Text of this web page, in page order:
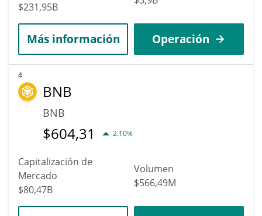
$231,95B
Más información Operación
4
BNB
BNB
$604,31 2.10%
Capitalización de
Mercado
$80,47B
Volumen
$566,49M